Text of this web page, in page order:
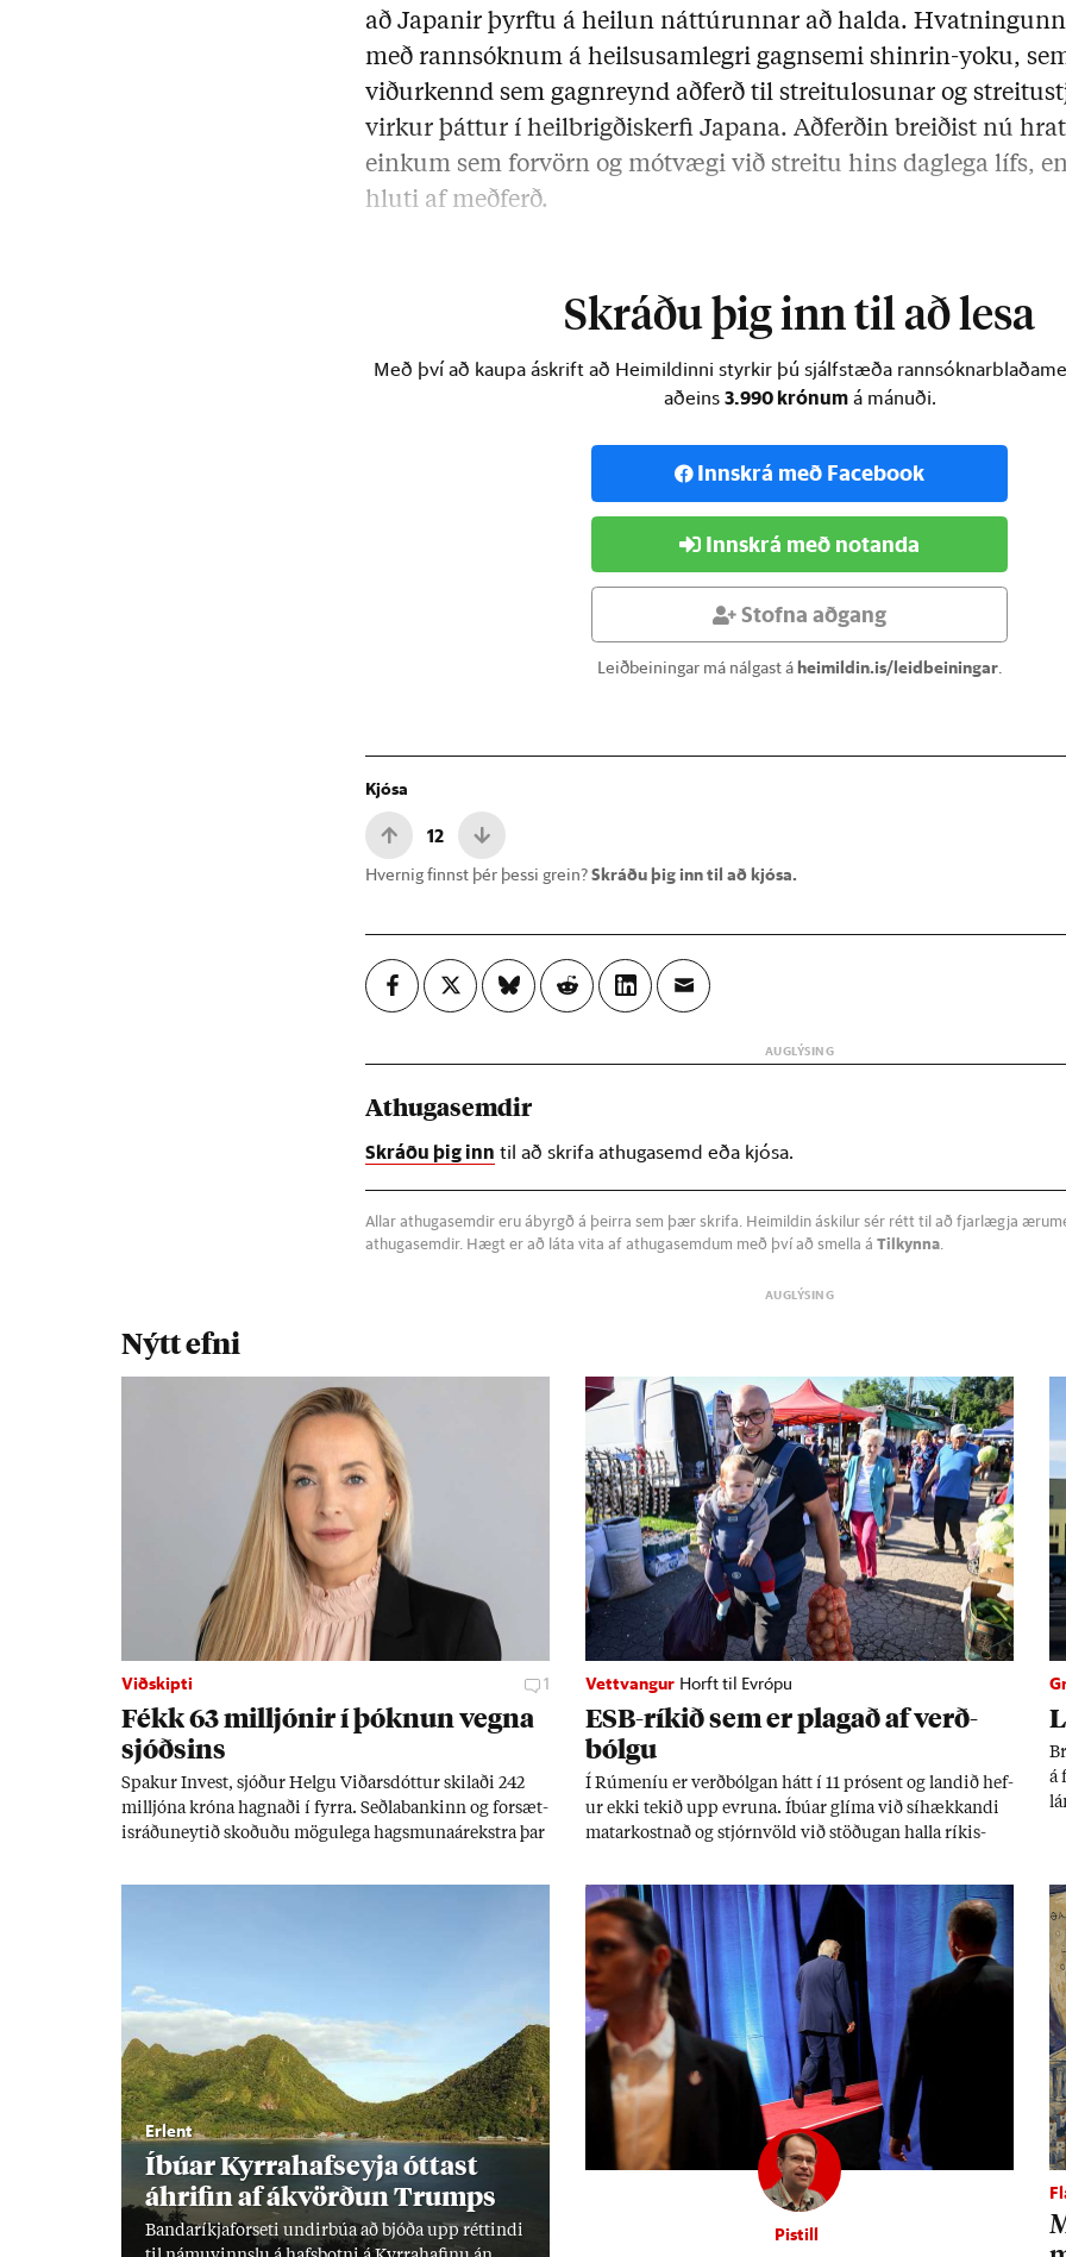
að Japanir þyrftu á heilun náttúrunnar að halda.
með rannsóknum á heilsusamlegri gagnsemi shinrin-yoku,
viðurkennd sem gagnreynd aðferð til streitulosunar og
virkur þáttur í heilbrigðiskerfi Japana. Aðferðin breiðist nú
einkum sem forvörn og mótvægi við streitu hins daglega lífs,
hluti af meðferð.
Skráðu þig inn til að lesa
Með því að kaupa áskrift að Heimildinni styrkir þú sjálfstæða
aðeins 3.990 krónumá mánuði.
Innskrá með Facebook
Innskrá með notanda
Stofna aðgang
Leiðbeiningar má nálgast áheimildin.is/leidbeiningar.
Kjósa
12
Hvernig finnst þér þessi grein?Skráðu þig inn til að kjósa.
Athugasemdir
Skráðu þig inn til að skrifa athugasemd eða kjósa.
Allar athugasemdir eru ábyrgð á þeirra sem þær skrifa. Heimildin áskilur sér rétt til að fjarlægja
athugasemdir. Hægt er að láta vita af athugasemdum með því að smella á Tilkynna
Nýtt efni
Viðskipti 1
Fékk 63 millj­ón­ir í þókn­un vegna
sjóðs­ins
Spak­ur In­vest, sjóð­ur Helgu Við­ars­dótt­ur skil­aði 242
millj­óna króna hagn­aði í fyrra. Seðla­bank­inn og for­sæt­
is­ráðu­neyt­ið skoð­uðu mögu­lega hags­muna­árekstra þar
Vettvangur Horft til Evrópu
ESB-rík­ið sem er plag­að af verð­
bólgu
Í Rúm­en­íu er verð­bólg­an hátt í 11 pró­sent og land­ið hef­
ur ekki tek­ið upp evr­una. Íbú­ar glíma við sí­hækk­andi
mat­ar­kostn­að og stjórn­völd við stöð­ug­an halla rík­is­
á
Erlent
Íbú­ar Kyrra­hafs­eyja ótt­ast
áhrif­in af ákvörð­un Trumps
Banda­ríkja­for­seti und­ir­búa að bjóða upp rétt­indi
Pistill